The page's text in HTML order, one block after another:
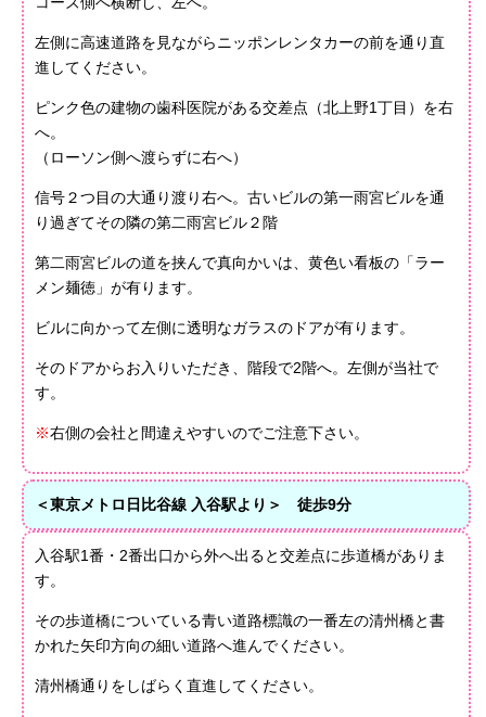
左側に高速道路を見ながらニッポンレンタカーの前を通り直
進してください。
ピンク色の建物の歯科医院がある交差点（北上野1丁目）を右
へ。
（ローソン側へ渡らずに右へ）
信号２つ目の大通り渡り右へ。古いビルの第一雨宮ビルを通
り過ぎてその隣の第二雨宮ビル２階
第二雨宮ビルの道を挟んで真向かいは、黄色い看板の「ラー
メン麺徳」が有ります。
ビルに向かって左側に透明なガラスのドアが有ります。
そのドアからお入りいただき、階段で2階へ。左側が当社で
す。
※右側の会社と間違えやすいのでご注意下さい。
＜東京メトロ日比谷線 入谷駅より＞ 徒歩9分
入谷駅1番・2番出口から外へ出ると交差点に歩道橋がありま
す。
その歩道橋についている青い道路標識の一番左の清州橋と書
かれた矢印方向の細い道路へ進んでください。
清州橋通りをしばらく直進してください。